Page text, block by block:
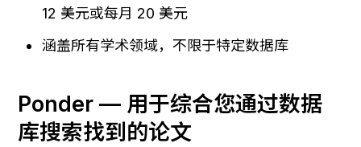
12 美元或每月 20 美元
涵盖所有学术领域，不限于特定数据库
Ponder — 用于综合您通过数据
库搜索找到的论文